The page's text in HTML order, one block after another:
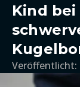
Kind
Veröffentlicht: